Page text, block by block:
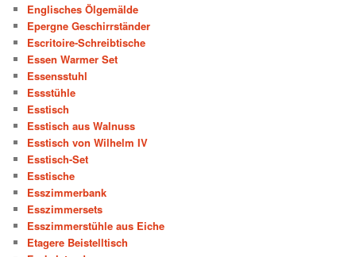
Englisches Ölgemälde
Epergne Geschirrständer
Escritoire-Schreibtische
Essen Warmer Set
Essensstuhl
Essstühle
Esstisch
Esstisch aus Walnuss
Esstisch von Wilhelm IV
Esstisch-Set
Esstische
Esszimmerbank
Esszimmersets
Esszimmerstühle aus Eiche
Etagere Beistelltisch